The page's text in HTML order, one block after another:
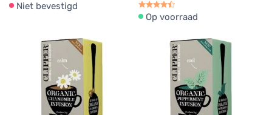
Niet bevestigd
Op voorraad